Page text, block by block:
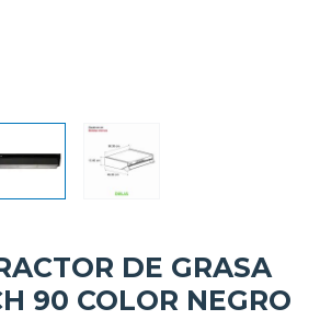
DE GRASA
90 COLOR NEGRO